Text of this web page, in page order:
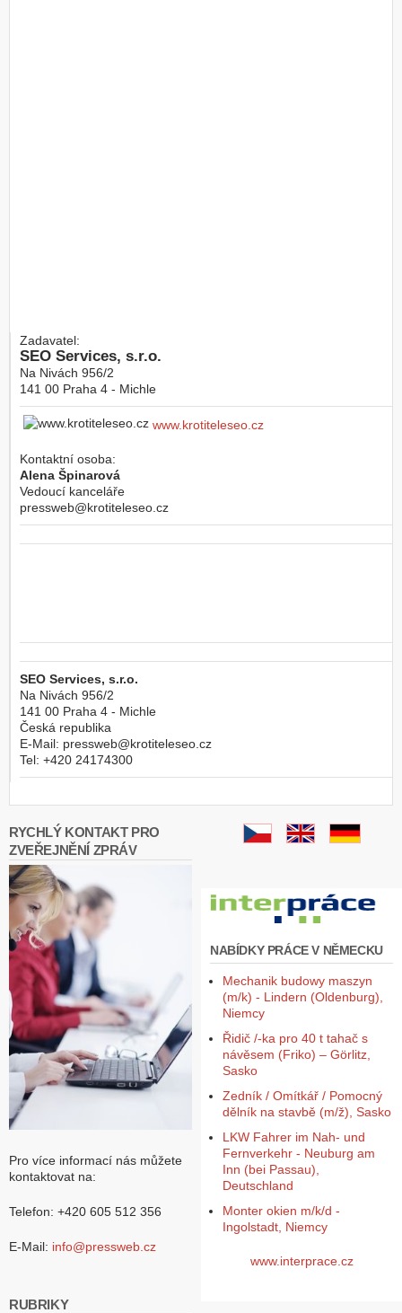
Zadavatel:
SEO Services, s.r.o.
Na Nivách 956/2
141 00 Praha 4 - Michle
www.krotiteleseo.cz
Kontaktní osoba:
Alena Špinarová
Vedoucí kanceláře
pressweb@krotiteleseo.cz
SEO Services, s.r.o.
Na Nivách 956/2
141 00 Praha 4 - Michle
Česká republika
E-Mail: pressweb@krotiteleseo.cz
Tel: +420 24174300
RYCHLÝ KONTAKT PRO
ZVEŘEJNĚNÍ ZPRÁV
Pro více informací nás můžete
kontaktovat na:
Telefon: +420 605 512 356
E-Mail: info@pressweb.cz
RUBRIKY
NABÍDKY PRÁCE V NĚMECKU
Mechanik budowy maszyn
(m/k) - Lindern (Oldenburg),
Niemcy
Řidič /-ka pro 40 t tahač s
návěsem (Friko) – Görlitz,
Sasko
Zedník / Omítkář / Pomocný
dělník na stavbě (m/ž), Sasko
LKW Fahrer im Nah- und
Fernverkehr - Neuburg am
Inn (bei Passau),
Deutschland
Monter okien m/k/d -
Ingolstadt, Niemcy
www.interprace.cz